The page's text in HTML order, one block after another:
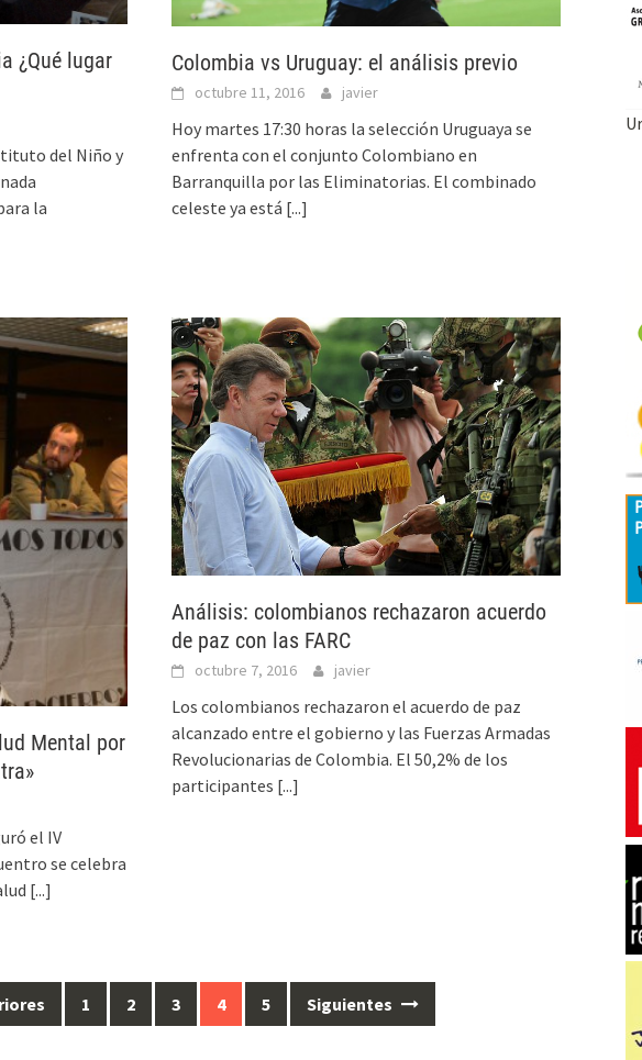
¿Qué lugar
del Niño y
la
Colombia vs Uruguay: el análisis previo
octubre 11, 2016 javier
Hoy martes 17:30 horas la selección Uruguaya se
enfrenta con el conjunto Colombiano en
Barranquilla por las Eliminatorias. El combinado
celeste ya está [...]
Mental por
el IV
se celebra
[...]
Análisis: colombianos rechazaron acuerdo
de paz con las FARC
octubre 7, 2016 javier
Los colombianos rechazaron el acuerdo de paz
alcanzado entre el gobierno y las Fuerzas Armadas
Revolucionarias de Colombia. El 50,2% de los
participantes [...]
1 2 3 4 5 Siguientes